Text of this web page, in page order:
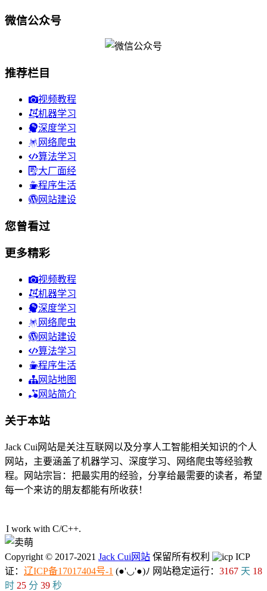
微信公众号
推荐栏目
视频教程
机器学习
深度学习
网络爬虫
算法学习
大厂面经
程序生活
网站建设
您曾看过
更多精彩
视频教程
机器学习
深度学习
网络爬虫
网站建设
算法学习
程序生活
网站地图
网站简介
关于本站
Jack Cui网站是关注互联网以及分享人工智能相关知识的个人
网站，主要涵盖了机器学习、深度学习、网络爬虫等经验教
程。网站宗旨：把最实用的经验，分享给最需要的读者，希望
每一个来访的朋友都能有所收获！
I work with C/C:?q
Copyright © 2017-2021 Jack Cui网站 保留所有权利
ICP
证： 辽ICP备17017404号-1 (●'◡'●)ﾉ 网站稳定运行： 3167 天 18
时 25 分 40 秒